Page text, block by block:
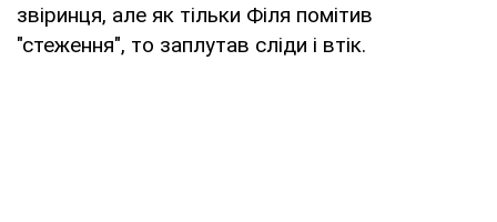
звіринця, але як тільки Філя помітив
"стеження", то заплутав сліди і втік.